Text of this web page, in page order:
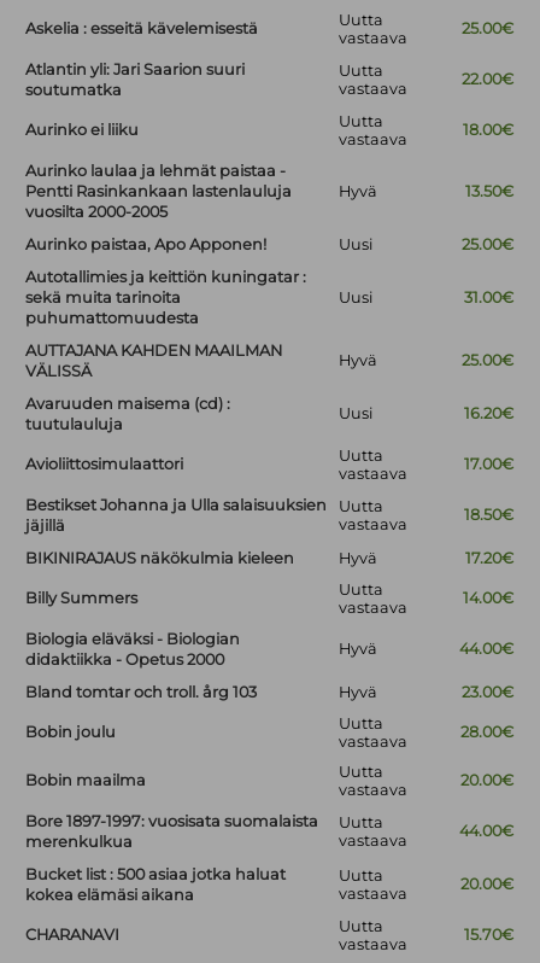
Askelia : esseitä kävelemisestä
Uutta
vastaava
25.00€
Atlantin yli: Jari Saarion suuri
soutumatka
Uutta
vastaava
22.00€
Aurinko ei liiku
Uutta
vastaava
18.00€
Aurinko laulaa ja lehmät paistaa -
Pentti Rasinkankaan lastenlauluja
vuosilta 2000-2005
Hyvä 13.50€
Aurinko paistaa, Apo Apponen! Uusi
25.00€
Autotallimies ja keittiön kuningatar :
sekä muita tarinoita
puhumattomuudesta
Uusi 31.00€
AUTTAJANA KAHDEN MAAILMAN
VÄLISSÄ
Hyvä 25.00€
Avaruuden maisema (cd) :
tuutulauluja
Uusi 16.20€
Avioliittosimulaattori
Uutta
vastaava
17.00€
Bestikset Johanna ja Ulla salaisuuksien
jäjillä
Uutta
vastaava
18.50€
BIKINIRAJAUS näkökulmia kieleen Hyvä 17.20€
Billy Summers
Uutta
vastaava
14.00€
Biologia eläväksi - Biologian
didaktiikka - Opetus 2000
Hyvä 44.00€
Bland tomtar och troll. årg 103 Hyvä 23.00€
Bobin joulu
Uutta
vastaava
28.00€
Bobin maailma
Uutta
vastaava
20.00€
Bore 1897-1997: vuosisata suomalaista
merenkulkua
Uutta
vastaava
44.00€
Bucket list : 500 asiaa jotka haluat
kokea elämäsi aikana
Uutta
vastaava
20.00€
CHARANAVI
Uutta
vastaava
15.70€